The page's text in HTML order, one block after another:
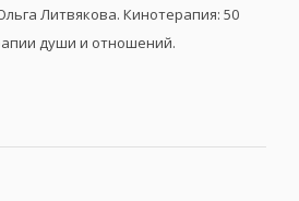
Литвякова. Кинотерапия: 50
души и отношений.